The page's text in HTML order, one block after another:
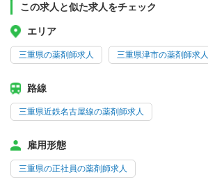
この求人と似た求人をチェック
エリア
三重県の薬剤師求人 三重県津市の薬剤師求人
路線
三重県近鉄名古屋線の薬剤師求人
雇用形態
三重県の正社員の薬剤師求人